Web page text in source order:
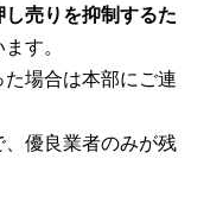
売りを抑制するた
す。
場合は本部にご連
優良業者のみが残